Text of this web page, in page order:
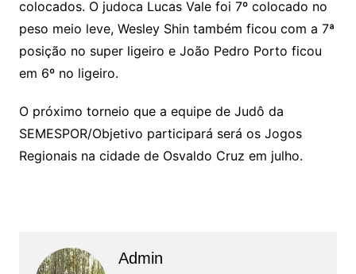
colocados. O judoca Lucas Vale foi 7º colocado no
peso meio leve, Wesley Shin também ficou com a 7ª
posição no super ligeiro e João Pedro Porto ficou
em 6º no ligeiro.
O próximo torneio que a equipe de Judô da
SEMESPOR/Objetivo participará será os Jogos
Regionais na cidade de Osvaldo Cruz em julho.
Admin